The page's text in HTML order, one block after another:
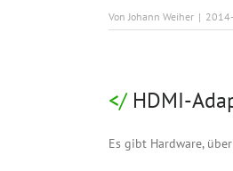
VonJohann Weiher |
HDMI-
Es gibt Hardware,